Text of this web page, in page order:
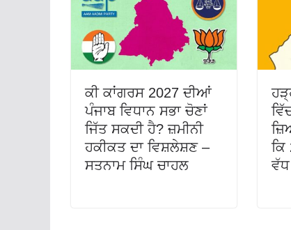
ਕੀ ਕਾਂਗਰਸ 2027 ਦੀਆਂ
ਪੰਜਾਬ ਵਿਧਾਨ ਸਭਾ ਚੋਣਾਂ
ਜਿੱਤ ਸਕਦੀ ਹੈ? ਜ਼ਮੀਨੀ
ਹਕੀਕਤ ਦਾ ਵਿਸ਼ਲੇਸ਼ਣ –
ਸਤਨਾਮ ਸਿੰਘ ਚਾਹਲ
ਕਿ
ਵੱਧ